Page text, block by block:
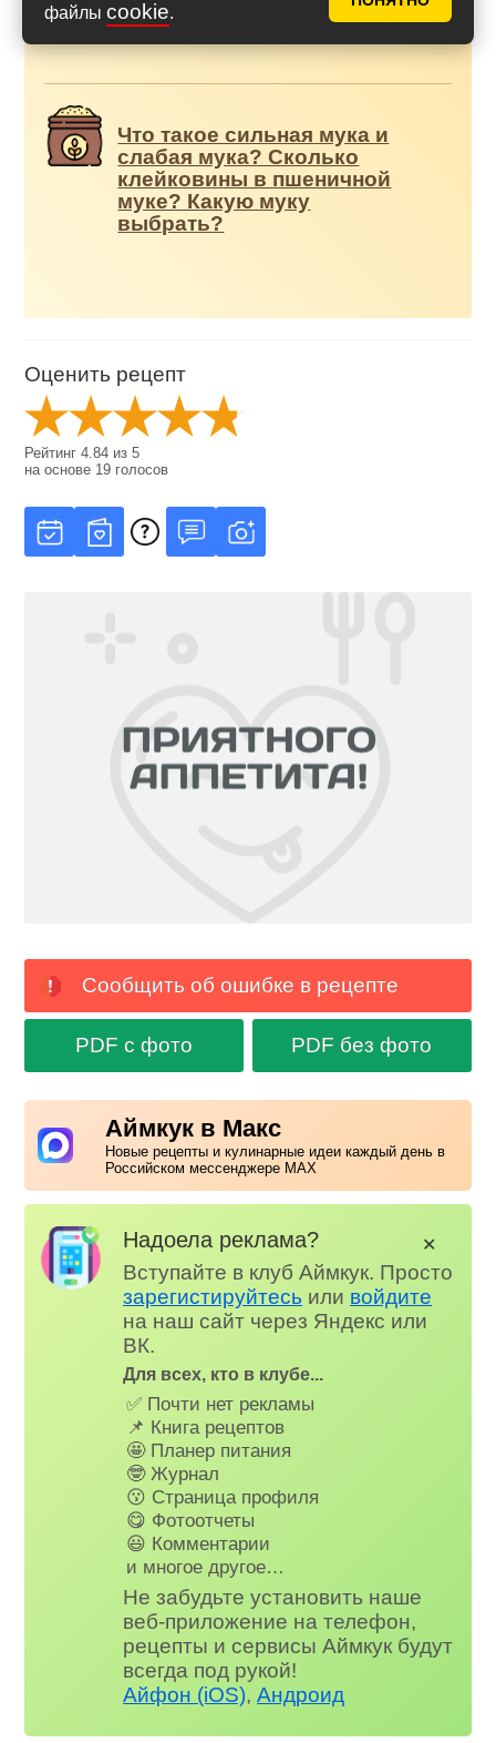
файлы cookie.
Рецепт разрыхлителя без
глютена
Что такое сильная мука и
слабая мука? Сколько
клейковины в пшеничной
муке? Какую муку
выбрать?
Оценить рецепт
Рейтинг4.84 из5
на основе 19 голосов
Сообщить об ошибке в рецепте
PDF с фото PDF без фото
Аймкук в Макс
Новые рецепты и кулинарные идеи каждый день в
Российском мессенджере MAX
Надоела реклама?
Вступайте в клуб Аймкук. Просто
зарегистируйтесь или войдите
на наш сайт через Яндекс или
ВК.
Для всех, кто в клубе...
✅ Почти нет рекламы
📌 Книга рецептов
🤩 Планер питания
🤓 Журнал
😗 Страница профиля
😋 Фотоотчеты
😃 Комментарии
и многое другое…
Не забудьте установить наше
веб-приложение на телефон,
рецепты и сервисы Аймкук будут
всегда под рукой!
Айфон (iOS),Андроид
✕